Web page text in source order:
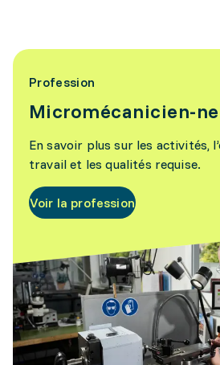
Profession
Micromécanicien-ne
En savoir plus sur les activités,
travail et les qualités requise.
Voir la profession